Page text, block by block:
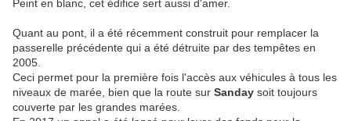
Peint en blanc, cet édifice sert aussi d'amer.
Quant au pont, il a été récemment construit pour remplacer la
passerelle précédente qui a été détruite par des tempêtes en
2005.
Ceci permet pour la première fois l'accès aux véhicules à tous les
niveaux de marée, bien que la route sur Sanday soit toujours
couverte par les grandes marées.